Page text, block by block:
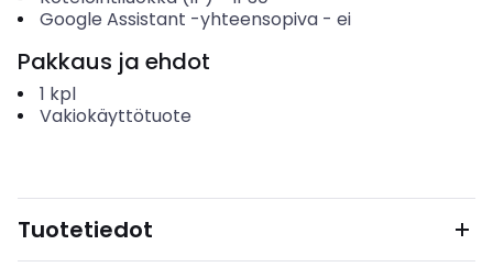
Google Assistant -yhteensopiva- ei
Pakkaus ja ehdot
1 kpl
Vakiokäyttötuote
Tuotetiedot